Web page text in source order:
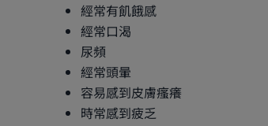
經常有飢餓感
經常口渴
尿頻
經常頭暈
容易感到皮膚瘙癢
時常感到疲乏